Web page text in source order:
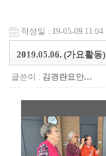
작성일 : 19-05-09 11:04
2019.05.06. (가요활동)
글쓴이 : 김경란요안…